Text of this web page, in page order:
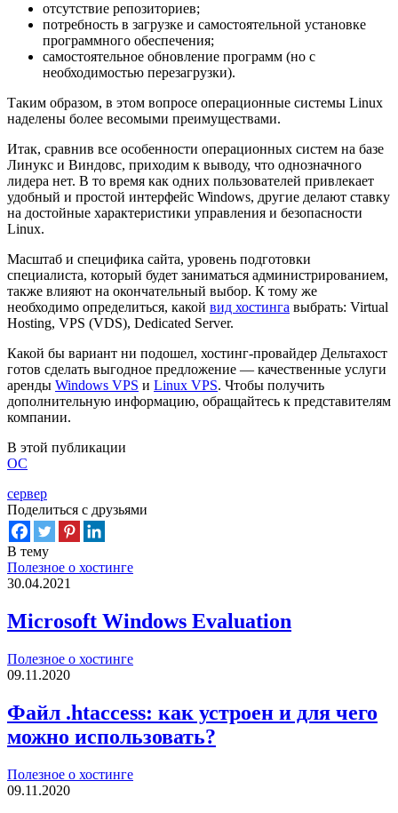
отсутствие репозиториев;
потребность в загрузке и самостоятельной установке
программного обеспечения;
самостоятельное обновление программ (но с
необходимостью перезагрузки).
Таким образом, в этом вопросе операционные системы Linux
наделены более весомыми преимуществами.
Итак, сравнив все особенности операционных систем на базе
Линукс и Виндовс, приходим к выводу, что однозначного
лидера нет. В то время как одних пользователей привлекает
удобный и простой интерфейс Windows, другие делают ставку
на достойные характеристики управления и безопасности
Linux.
Масштаб и специфика сайта, уровень подготовки
специалиста, который будет заниматься администрированием,
также влияют на окончательный выбор. К тому же
необходимо определиться, какой вид хостинга выбрать: Virtual
Hosting, VPS (VDS), Dedicated Server.
Какой бы вариант ни подошел, хостинг-провайдер Дельтахост
готов сделать выгодное предложение — качественные услуги
аренды Windows VPS и Linux VPS. Чтобы получить
дополнительную информацию, обращайтесь к представителям
компании.
В этой публикации
ОС
сервер
Поделиться с друзьями
В тему
Полезное о хостинге
30.04.2021
Microsoft Windows Evaluation
Полезное о хостинге
09.11.2020
Файл .htaccess: как устроен и для чего
можно использовать?
Полезное о хостинге
09.11.2020